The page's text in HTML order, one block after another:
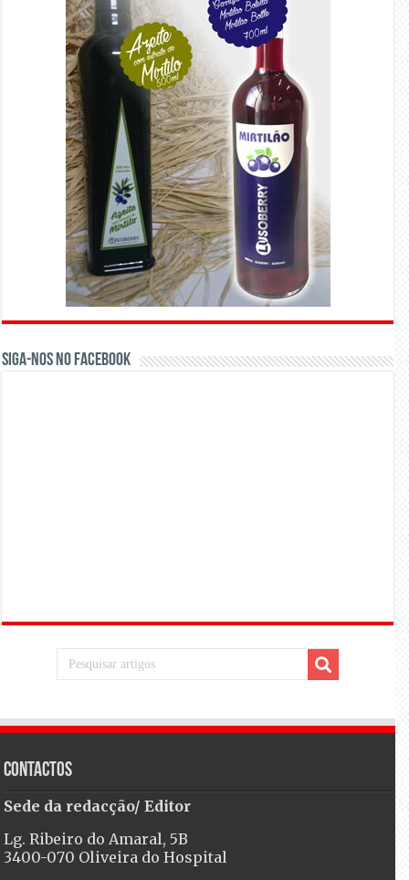
Siga-nos no Facebook
Contactos
Sede da redacção/ Editor
Lg. Ribeiro do Amaral, 5B
3400-070 Oliveira do Hospital